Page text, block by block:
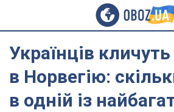
Українців
в Норвегію:
в одній із